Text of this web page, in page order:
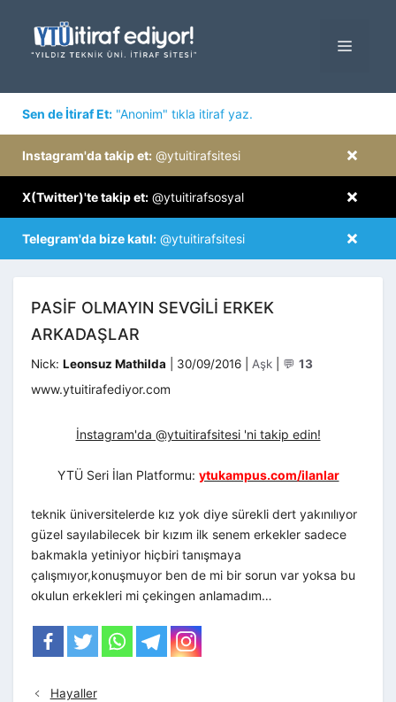
MENÜ
Sen de İtiraf Et: "Anonim" tıkla itiraf yaz.
×
Instagram'da takip et: @ytuitirafsitesi
×
X(Twitter)'te takip et: @ytuitirafsosyal
×
Telegram'da bize katıl: @ytuitirafsitesi
PASIF OLMAYIN SEVGILI ERKEK
ARKADAŞLAR
Nick: Leonsuz Mathilda 30/09/2016 Kategoriler
Aşk 💬 13
www.ytuitirafediyor.com
İnstagram'da @ytuitirafsitesi 'ni takip edin!
YTÜ Seri İlan Platformu: ytukampus.com/ilanlar
teknik üniversitelerde kız yok diye sürekli dert yakınılıyor
güzel sayılabilecek bir kızım ilk senem erkekler sadece
bakmakla yetiniyor hiçbiri tanışmaya
çalışmıyor,konuşmuyor ben de mi bir sorun var yoksa bu
okulun erkekleri mi çekingen anlamadım…
Hayaller